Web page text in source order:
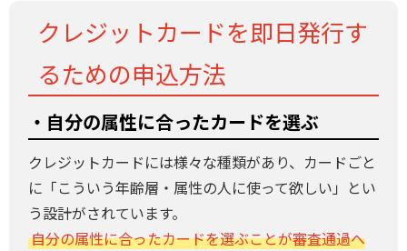
クレジットカードを即日発行す
るための申込方法
・自分の属性に合ったカードを選ぶ
クレジットカードには様々な種類があり、カードごと
に「こういう年齢層・属性の人に使って欲しい」とい
う設計がされています。
自分の属性に合ったカードを選ぶことが審査通過へ